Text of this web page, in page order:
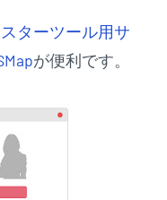
ターツール用サ
が便利です。